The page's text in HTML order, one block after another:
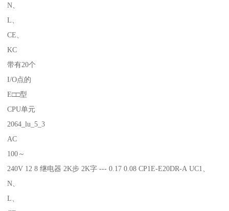
N、
L、
CE、
KC
带有20个
I/O点的
E□□型
CPU单元
2064_lu_5_3
AC
100～
240V 12 8 继电器 2K步 2K字 --- 0.17 0.08 CP1E-E20DR-A UC1、
N、
L、